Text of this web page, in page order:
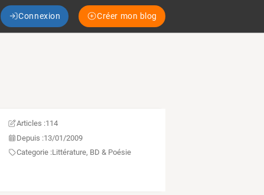
Connexion Créer mon blog
Articles :114
Depuis :13/01/2009
Categorie :Littérature, BD & Poésie